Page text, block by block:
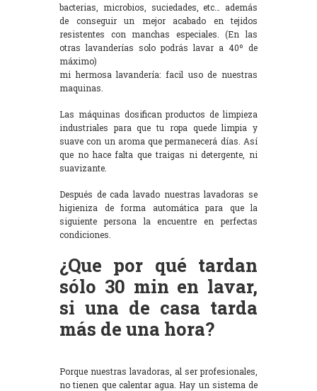
bacterias, microbios, suciedades, etc… además
de conseguir un mejor acabado en tejidos
resistentes con manchas especiales. (En las
otras lavanderías solo podrás lavar a 40º de
máximo)
mi hermosa lavandería: facil uso de nuestras
maquinas.
Las máquinas dosifican productos de limpieza
industriales para que tu ropa quede limpia y
suave con un aroma que permanecerá días. Así
que no hace falta que traigas ni detergente, ni
suavizante.
Después de cada lavado nuestras lavadoras se
higieniza de forma automática para que la
siguiente persona la encuentre en perfectas
condiciones.
¿Que por qué tardan
sólo 30 min en lavar,
si una de casa tarda
más de una hora?
Porque nuestras lavadoras, al ser profesionales,
no tienen que calentar agua. Hay un sistema de